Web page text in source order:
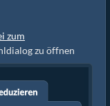
zum
zu öffnen